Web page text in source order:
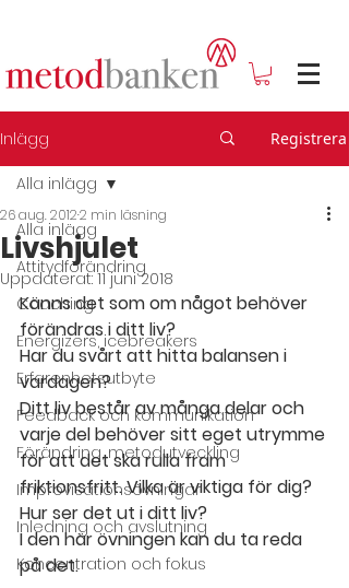
Inlägg Registrera
Alla inlägg
Attitydförändring
Coaching
Energizers, icebreakers
Erfarenhetsutbyte
Feedback och kommunikation
Förändring, metodutveckling
Improvisationsövningar
Inledning och avslutning
Koncentration och fokus
Alla inlägg
Livshjulet
26 aug. 20122 min läsning
Uppdaterat:11 juni 2018
Känns det som om något behöver
förändras i ditt liv?
Har du svårt att hitta balansen i
vardagen?
Ditt liv består av många delar och
varje del behöver sitt eget utrymme
för att det ska rulla fram
friktionsfritt. Vilka är viktiga för dig?
Hur ser det ut i ditt liv?
I den här övningen kan du ta reda
på det.